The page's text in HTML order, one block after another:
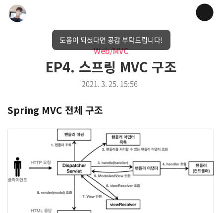
Web/MVC
EP4. 스프링 MVC 구조
2021. 3. 25. 15:56
Spring MVC 전체 구조
도움이 되셨다면 공감 부탁드립니다!